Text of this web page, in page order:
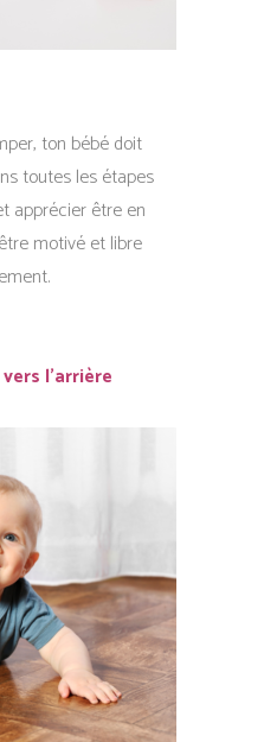
ton bébé doit
toutes les étapes
apprécier être en
motivé et libre
l’arrière